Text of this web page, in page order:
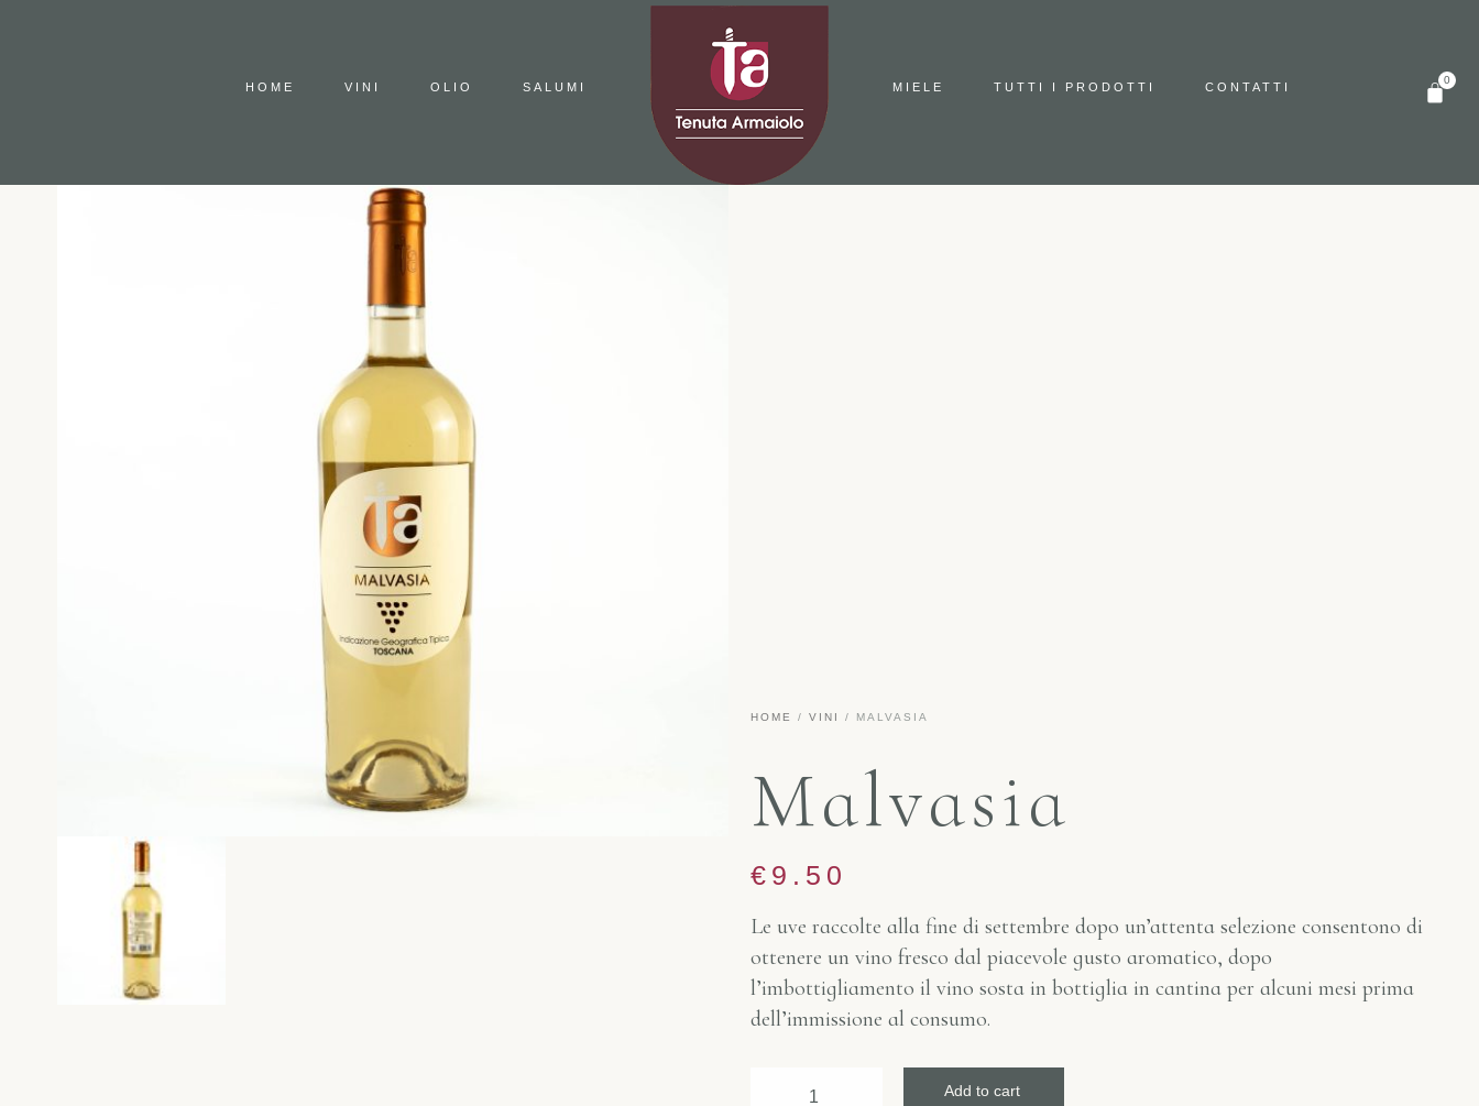
HOME VINI OLIO SALUMI MIELE TUTTI I PRODOTTI CONTATTI
HOME / VINI / MALVASIA
Malvasia
€ 9.50
Le uve raccolte alla fine di settembre dopo un’attenta selezione consentono di
ottenere un vino fresco dal piacevole gusto aromatico, dopo
l’imbottigliamento il vino sosta in bottiglia in cantina per alcuni mesi prima
dell’immissione al consumo.
Add to cart